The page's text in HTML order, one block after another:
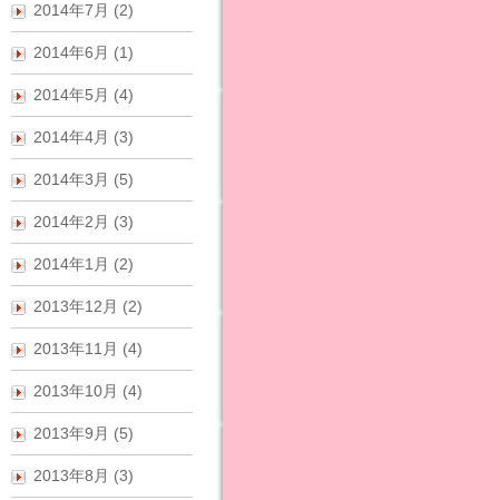
2014年7月 (2)
2014年6月 (1)
2014年5月 (4)
2014年4月 (3)
2014年3月 (5)
2014年2月 (3)
2014年1月 (2)
2013年12月 (2)
2013年11月 (4)
2013年10月 (4)
2013年9月 (5)
2013年8月 (3)